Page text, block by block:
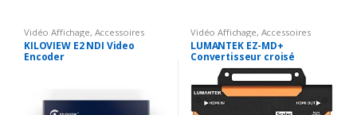
Vidéo Affichage, Accessoires
vidéo,Encodeur vidéo
KILOVIEW E2 NDI Video
Encoder
Vidéo Affichage, Accessoires
vidéo,Convertisseur vidéo
LUMANTEK EZ-MD+
Convertisseur croisé